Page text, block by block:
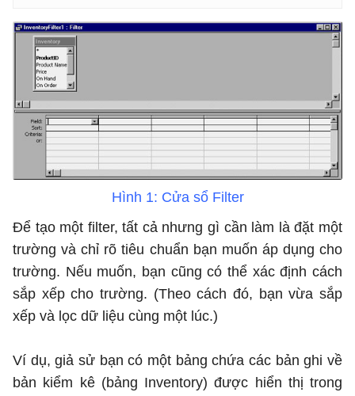
Hình 1: Cửa sổ Filter
Để tạo một filter, tất cả nhưng gì cần làm là đặt một
trường và chỉ rõ tiêu chuẩn bạn muốn áp dụng cho
trường. Nếu muốn, bạn cũng có thể xác định cách
sắp xếp cho trường. (Theo cách đó, bạn vừa sắp
xếp và lọc dữ liệu cùng một lúc.)
Ví dụ, giả sử bạn có một bảng chứa các bản ghi về
bản kiểm kê (bảng Inventory) được hiển thị trong